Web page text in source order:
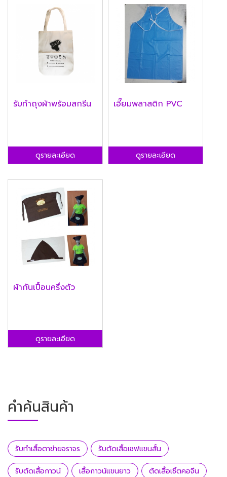
รับทำถุงผ้าพร้อมสกรีน
ดูรายละเอียด
เอี๊ยมพลาสติก PVC
ดูรายละเอียด
ผ้ากันเปื้อนครึ่งตัว
ดูรายละเอียด
คำค้นสินค้า
รับทำเสื้อตาข่ายจราจร รับตัดเสื้อเชฟแขนสั้น
รับตัดเสื้อกาวน์ เสื้อกาวน์แขนยาว ตัดเสื้อเชิ้ตคอจีน